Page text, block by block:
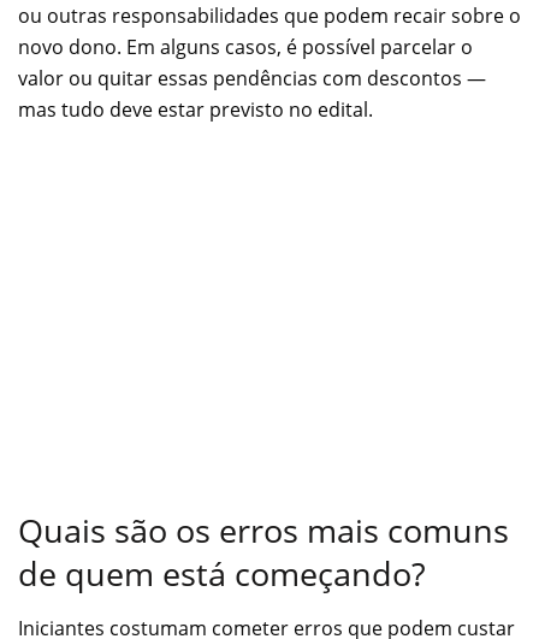
ou outras responsabilidades que podem recair sobre o
novo dono. Em alguns casos, é possível parcelar o
valor ou quitar essas pendências com descontos —
mas tudo deve estar previsto no edital.
Quais são os erros mais comuns
de quem está começando?
Iniciantes costumam cometer erros que podem custar